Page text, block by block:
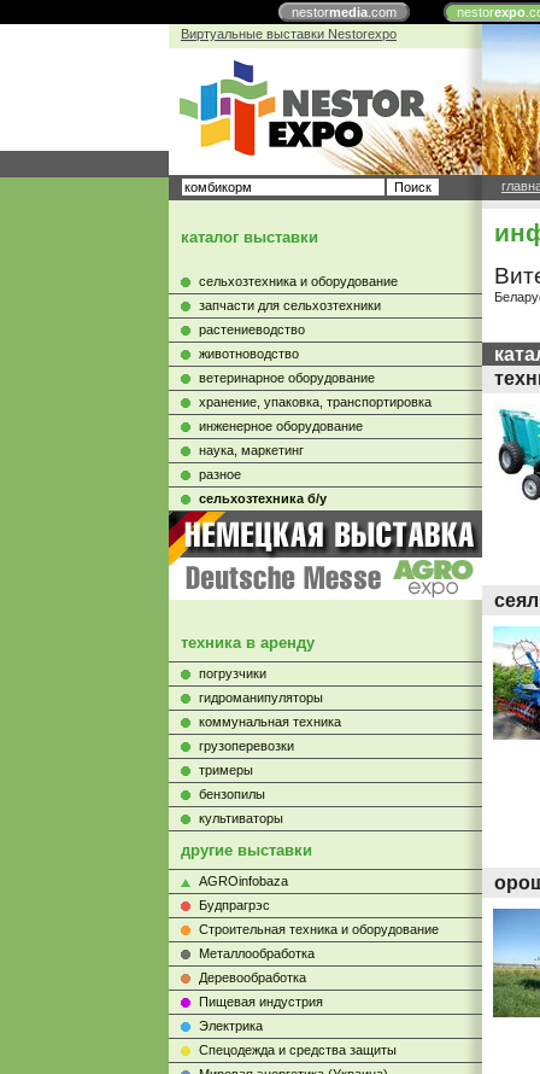
nestormedia.com nestorexpo
Виртуальные выставки Nestorexpo
каталог выставки
сельхозтехника и оборудование
запчасти для сельхозтехники
растениеводство
животноводство
ветеринарное оборудование
хранение, упаковка, транспортировка
инженерное оборудование
наука, маркетинг
разное
сельхозтехника б/у
техника в аренду
погрузчики
гидроманипуляторы
коммунальная техника
грузоперевозки
тримеры
бензопилы
культиваторы
другие выставки
AGROinfobaza
Будпрагрэс
Строительная техника и оборудование
Металлообработка
Деревообработка
Пищевая индустрия
Электрика
Cпецодежда и средства защиты